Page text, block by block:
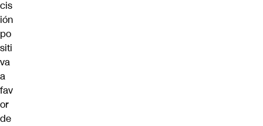
cis
ión
po
siti
va
a
fav
or
de